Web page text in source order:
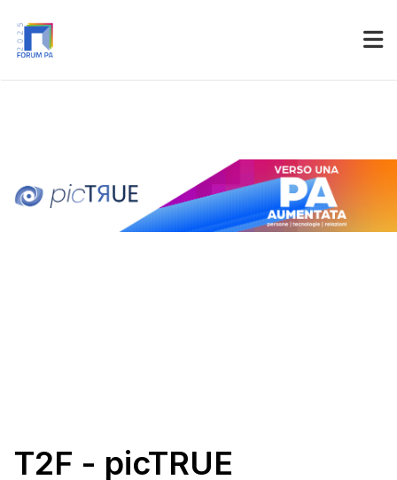
T2F - picTRUE